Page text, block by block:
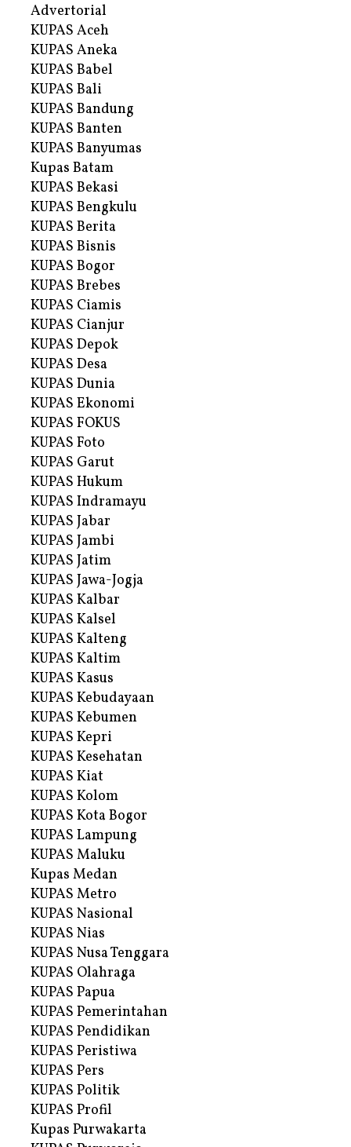
Advertorial
KUPAS Aceh
KUPAS Aneka
KUPAS Babel
KUPAS Bali
KUPAS Bandung
KUPAS Banten
KUPAS Banyumas
Kupas Batam
KUPAS Bekasi
KUPAS Bengkulu
KUPAS Berita
KUPAS Bisnis
KUPAS Bogor
KUPAS Brebes
KUPAS Ciamis
KUPAS Cianjur
KUPAS Depok
KUPAS Desa
KUPAS Dunia
KUPAS Ekonomi
KUPAS FOKUS
KUPAS Foto
KUPAS Garut
KUPAS Hukum
KUPAS Indramayu
KUPAS Jabar
KUPAS Jambi
KUPAS Jatim
KUPAS Jawa-Jogja
KUPAS Kalbar
KUPAS Kalsel
KUPAS Kalteng
KUPAS Kaltim
KUPAS Kasus
KUPAS Kebudayaan
KUPAS Kebumen
KUPAS Kepri
KUPAS Kesehatan
KUPAS Kiat
KUPAS Kolom
KUPAS Kota Bogor
KUPAS Lampung
KUPAS Maluku
Kupas Medan
KUPAS Metro
KUPAS Nasional
KUPAS Nias
KUPAS Nusa Tenggara
KUPAS Olahraga
KUPAS Papua
KUPAS Pemerintahan
KUPAS Pendidikan
KUPAS Peristiwa
KUPAS Pers
KUPAS Politik
KUPAS Profil
Kupas Purwakarta